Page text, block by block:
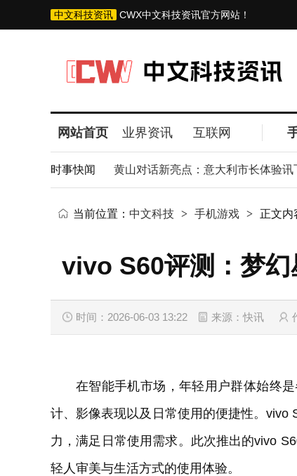
中文科技资讯 CWX中文科技资讯官方网站！
网站首页 业界资讯 互联网
时事快闻
互革新未来 黄山对话新亮点：意大利市长体验讯飞
当前位置： 中文科技 > 手机游戏 > 正文内
vivo S60评测：梦
时间：2026-06-03 13:22 来源：快讯
在智能手机市场，年轻用户群体始终
计、影像表现以及日常使用的便捷性。vivo
力，满足日常使用需求。此次推出的vivo
轻人审美与生活方式的使用体验。